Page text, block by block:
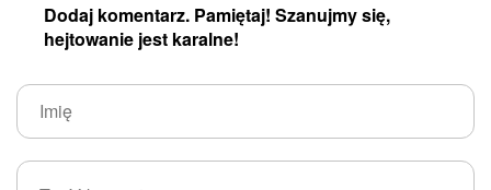
Dodaj komentarz. Pamiętaj! Szanujmy się,
hejtowanie jest karalne!